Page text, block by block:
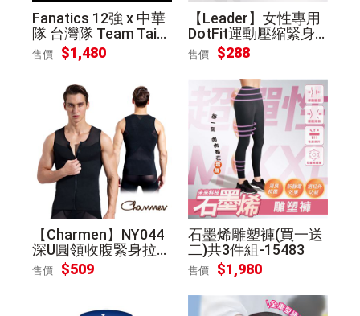
Fanatics 12強 x 中華
隊 台灣隊 Team Taiw
an 冠軍 金牌 紀念 T恤
售價 $1,480
【Leader】女性專用
DotFit運動壓縮緊身
褲(黑底大點)L
售價 $288
【Charmen】NY044
深U圓領收腹緊身拉鍊
背心 男性塑身衣(黑色
XL)
售價 $509
石墨烯雕塑褲(買一送
二)共3件組-15483
售價 $1,980